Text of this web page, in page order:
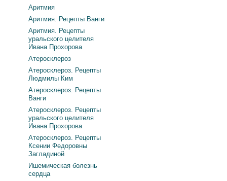
Аритмия
Аритмия. Рецепты Ванги
Аритмия. Рецепты
уральского целителя
Ивана Прохорова
Атеросклероз
Атеросклероз. Рецепты
Людмилы Ким
Атеросклероз. Рецепты
Ванги
Атеросклероз. Рецепты
уральского целителя
Ивана Прохорова
Атеросклероз. Рецепты
Ксении Федоровны
Загладиной
Ишемическая болезнь
сердца